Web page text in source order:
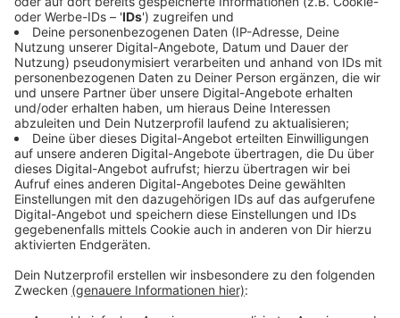
bald abgebaut. Unter anderem am
Wirtschaftsministerium an der Berger Allee, an der
Behrenstraße in Flingern neben der Feuerwache oder
am Ökotop in Heerdt. - Die Liste aller Standorte und
weitere Infos haben wir verlinkt: ad.de/nachrichten -
Die entsprechenden Container bekommen einen
Aufkleber und werden in ein bis zwei Monaten
abgebaut.
Anzeige
Altpapiercontainer jetzt abgebaut:
Anzeige